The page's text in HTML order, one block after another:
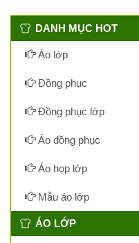
DANH MỤC HOT
Áo lớp
Đồng phục
Đồng phục lớp
Áo đồng phục
Áo họp lớp
Mẫu áo lớp
ÁO LỚP